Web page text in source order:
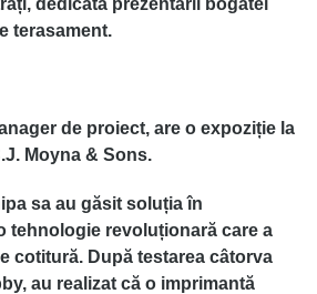
terasament.
de proiect, are o expoziție la
Moyna & Sons.
sa au găsit soluția în
tehnologie revoluționară care a
cotitură. După testarea câtorva
au realizat că o imprimantă